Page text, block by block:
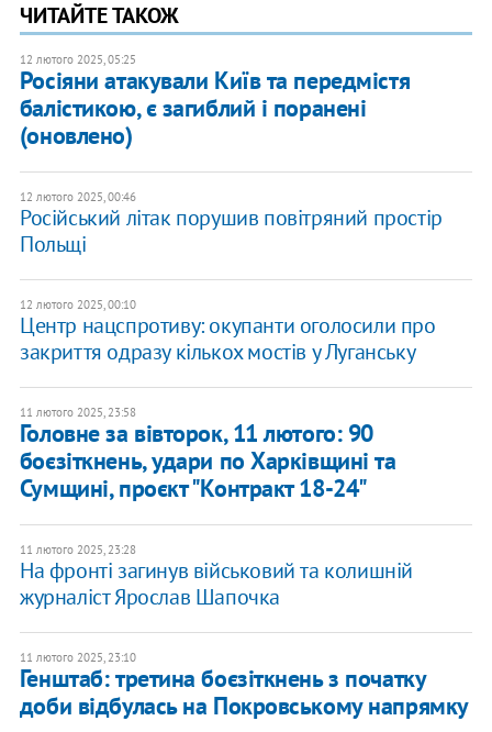
ЧИТАЙТЕ ТАКОЖ
12 лютого 2025, 05:25
Росіяни атакували Київ та передмістя
балістикою, є загиблий і поранені
(оновлено)
12 лютого 2025, 00:46
Російський літак порушив повітряний простір
Польщі
12 лютого 2025, 00:10
Центр нацспротиву: окупанти оголосили про
закриття одразу кількох мостів у Луганську
11 лютого 2025, 23:58
Головне за вівторок, 11 лютого: 90
боєзіткнень, удари по Харківщині та
Сумщині, проєкт "Контракт 18-24"
11 лютого 2025, 23:28
На фронті загинув військовий та колишній
журналіст Ярослав Шапочка
11 лютого 2025, 23:10
Генштаб: третина боєзіткнень з початку
доби відбулась на Покровському напрямку